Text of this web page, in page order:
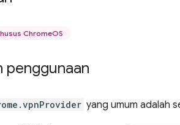
ChromeOS
penggunaan
yang umum adalah